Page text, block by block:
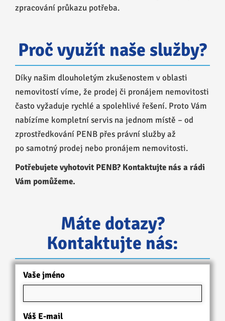
zpracování průkazu potřeba.
Proč využít naše služby?
Díky našim dlouholetým zkušenostem v oblasti
nemovitostí víme, že prodej či pronájem nemovitosti
často vyžaduje rychlé a spolehlivé řešení. Proto Vám
nabízíme kompletní servis na jednom místě – od
zprostředkování PENB přes právní služby až
po samotný prodej nebo pronájem nemovitosti.
Potřebujete vyhotovit PENB? Kontaktujte nás a rádi
Vám pomůžeme.
Máte dotazy?
Kontaktujte nás:
Vaše jméno
Váš E-mail